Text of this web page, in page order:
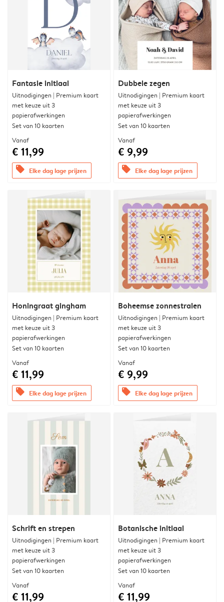
Fantasie initiaal
Uitnodigingen | Premium kaart
met keuze uit 3
papierafwerkingen
Set van 10 kaarten
Vanaf
€ 11,99
offers Elke dag lage prijzen
Dubbele zegen
Uitnodigingen | Premium kaart
met keuze uit 3
papierafwerkingen
Set van 10 kaarten
Vanaf
€ 9,99
offers Elke dag lage prijzen
Honingraat gingham
Uitnodigingen | Premium kaart
met keuze uit 3
papierafwerkingen
Set van 10 kaarten
Vanaf
€ 11,99
offers Elke dag lage prijzen
Boheemse zonnestralen
Uitnodigingen | Premium kaart
met keuze uit 3
papierafwerkingen
Set van 10 kaarten
Vanaf
€ 9,99
offers Elke dag lage prijzen
Schrift en strepen
Uitnodigingen | Premium kaart
met keuze uit 3
papierafwerkingen
Set van 10 kaarten
Vanaf
€ 11,99
Botanische initiaal
Uitnodigingen | Premium kaart
met keuze uit 3
papierafwerkingen
Set van 10 kaarten
Vanaf
€ 11,99